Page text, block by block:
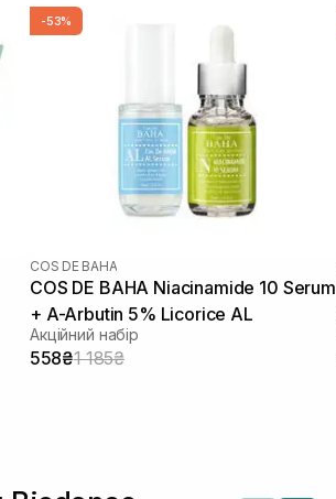
-53%
COS DE BAHA
COS DE BAHA Niacinamide 10 Serum
+ A-Arbutin 5% Licorice AL
Акційний набір
558₴1 185₴